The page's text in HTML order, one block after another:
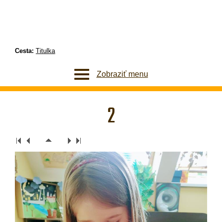
Cesta:Titulka
Zobraziť menu
2